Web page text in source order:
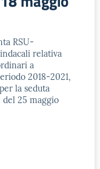
RSU-
relativa
a
2018-2021,
la seduta
25 maggio